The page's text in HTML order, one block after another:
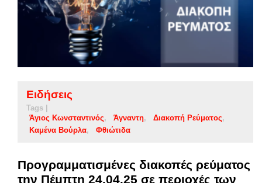
Ειδήσεις
Tags |
Άγιος Κωνσταντινός
Άγναντη
Διακοπή Ρεύματος
Καμένα Βούρλα
Φθιώτιδα
Προγραμματισμένες διακοπές ρεύματος
την Πέμπτη 24.04.25 σε περιοχές των